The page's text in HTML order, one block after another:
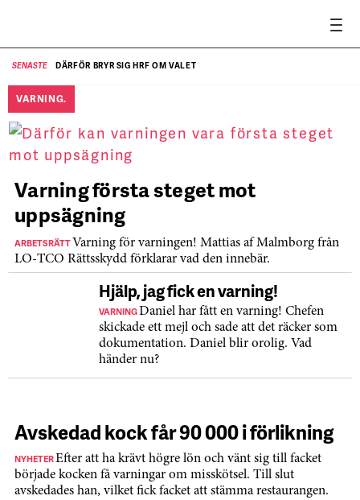
SENASTE DÄRFÖR BRYR SIG HRF OM VALET
VARNING.
Varning första steget mot
uppsägning
ARBETSRÄTT Varning för varningen! Mattias af Malmborg från
LO-TCO Rättsskydd förklarar vad den innebär.
Hjälp, jag fick en varning!
VARNINGDaniel har fått en varning! Chefen
skickade ett mejl och sade att det räcker som
dokumentation. Daniel blir orolig. Vad
händer nu?
Avskedad kock får 90 000 i förlikning
NYHETEREfter att ha krävt högre lön och vänt sig till facket
började kocken få varningar om misskötsel. Till slut
avskedades han, vilket fick facket att stämma restaurangen.